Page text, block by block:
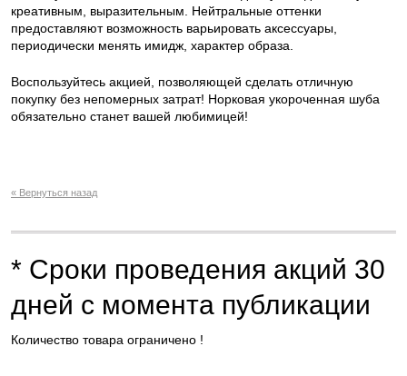
креативным, выразительным. Нейтральные оттенки
предоставляют возможность варьировать аксессуары,
периодически менять имидж, характер образа.
Воспользуйтесь акцией, позволяющей сделать отличную
покупку без непомерных затрат! Норковая укороченная шуба
обязательно станет вашей любимицей!
« Вернуться назад
* Сроки проведения акций 30
дней с момента публикации
Количество товара ограничено !